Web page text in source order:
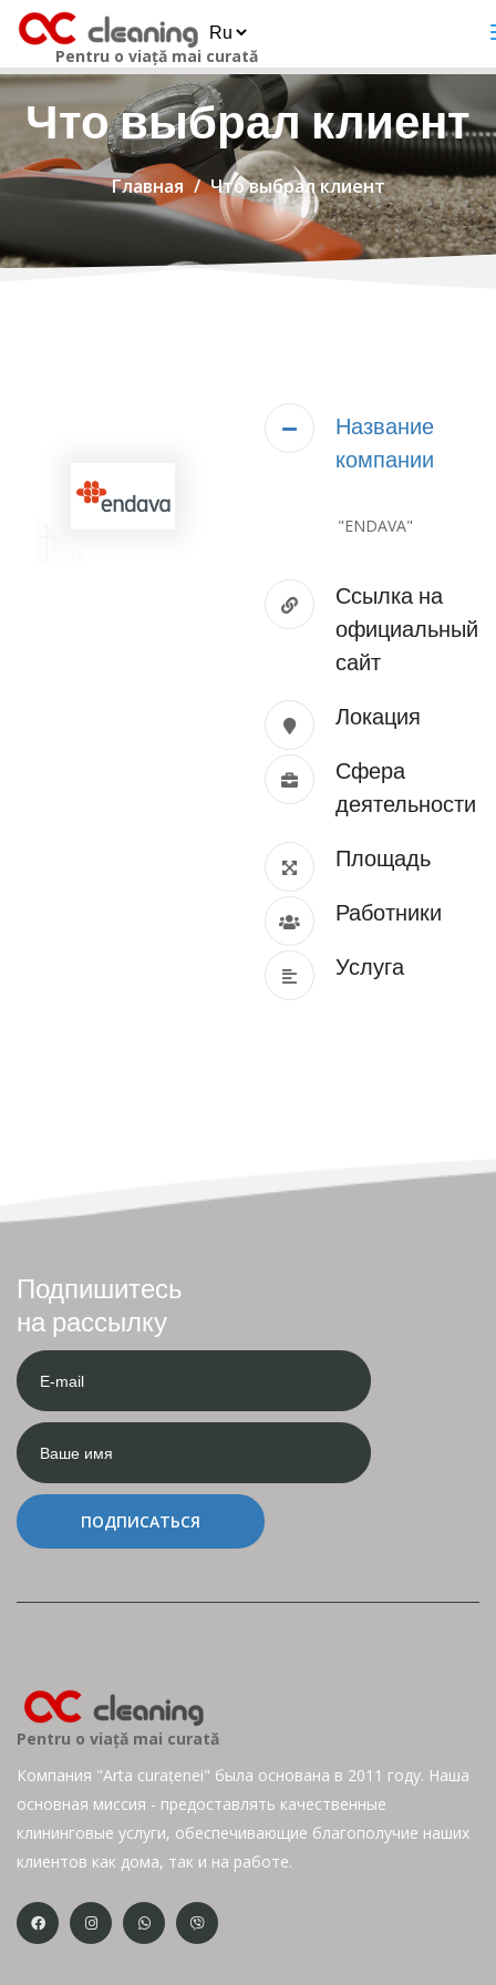
Pentru o viață mai curată
Что выбрал клиент
Главная Что выбрал клиент
Название
компании
"ENDAVA"
Ссылка на
официальный
сайт
Локация
Сфера
деятельности
Площадь
Работники
Услуга
Подпишитесь
на рассылку
ПОДПИСАТЬСЯ
Pentru o viață mai curată
Компания "Arta curațenei" была основана в 2011 году. Наша
основная миссия - предоставлять качественные
клининговые услуги, обеспечивающие благополучие наших
клиентов как дома, так и на работе.